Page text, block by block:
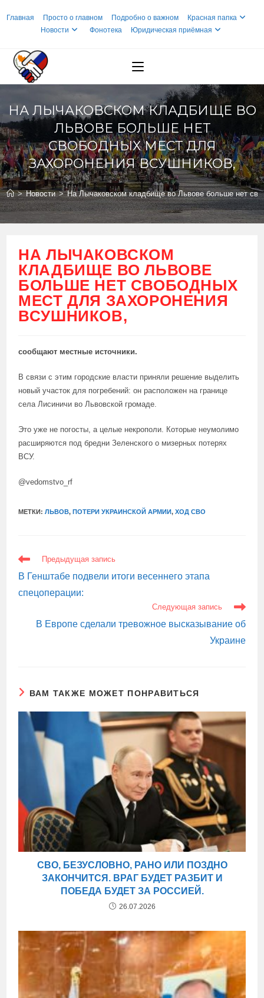
Главная Просто о главном Подробно о важном
Красная папка
Новости
Фонотека Юридическая приёмная
НА ЛЫЧАКОВСКОМ КЛАДБИЩЕ ВО
ЛЬВОВЕ БОЛЬШЕ НЕТ
СВОБОДНЫХ МЕСТ ДЛЯ
ЗАХОРОНЕНИЯ ВСУШНИКОВ,
> Новости > На Лычаковском кладбище во Львове больше нет
НА ЛЫЧАКОВСКОМ
КЛАДБИЩЕ ВО ЛЬВОВЕ
БОЛЬШЕ НЕТ СВОБОДНЫХ
МЕСТ ДЛЯ ЗАХОРОНЕНИЯ
ВСУШНИКОВ,
сообщают местные источники.
В связи с этим городские власти приняли решение выделить
новый участок для погребений: он расположен на границе
села Лисиничи во Львовской громаде.
Это уже не погосты, а целые некрополи. Которые неумолимо
расширяются под бредни Зеленского о мизерных потерях
ВСУ.
@vedomstvo_rf
МЕТКИ:ЛЬВОВ, ПОТЕРИ УКРАИНСКОЙ АРМИИ, ХОД СВО
ЕЩЕ
СТАТЬИ
Предыдущая запись
В Генштабе подвели итоги весеннего этапа
спецоперации:
Следующая запись
В Европе сделали тревожное высказывание об
Украине
ВАМ ТАКЖЕ МОЖЕТ ПОНРАВИТЬСЯ
СВО, БЕЗУСЛОВНО, РАНО ИЛИ ПОЗДНО
ЗАКОНЧИТСЯ. ВРАГ БУДЕТ РАЗБИТ И
ПОБЕДА БУДЕТ ЗА РОССИЕЙ.
26.07.2026